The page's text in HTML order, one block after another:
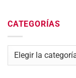
CATEGORÍAS
Categorías